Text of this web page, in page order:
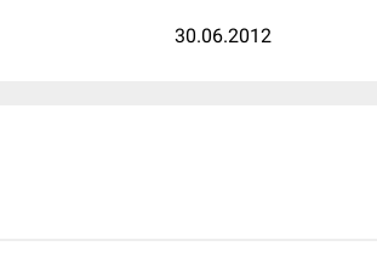
30.06.2012